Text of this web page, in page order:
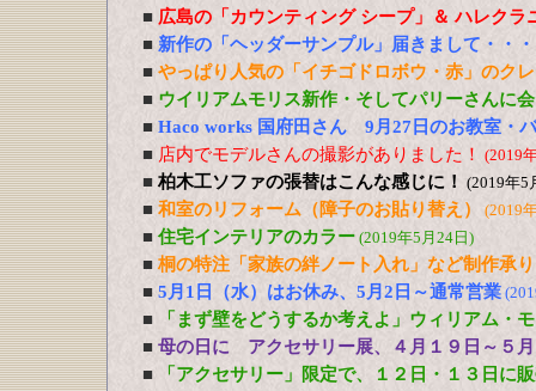
■ 広島の「カウンティング シープ」＆ ハレクラ
■ 新作の「ヘッダーサンプル」届きまして・・・
■ やっぱり人気の「イチゴドロボウ・赤」のク
■ ウイリアムモリス新作・そしてパリーさんに
■ Haco works 国府田さん 9月27日のお教室・
■ 店内でモデルさんの撮影がありました！ (2019
■ 柏木工ソファの張替はこんな感じに！ (2019年5
■ 和室のリフォーム（障子のお貼り替え） (2019
■ 住宅インテリアのカラー (2019年5月24日)
■ 桐の特注「家族の絆ノート入れ」など制作承
■ 5月1日（水）はお休み、5月2日～通常営業
■
「まず壁をどうするか考えよ」ウィリアム・
■ 母の日に アクセサリー展、４月１９日～５
■
「アクセサリー」限定で、１２日・１３日に